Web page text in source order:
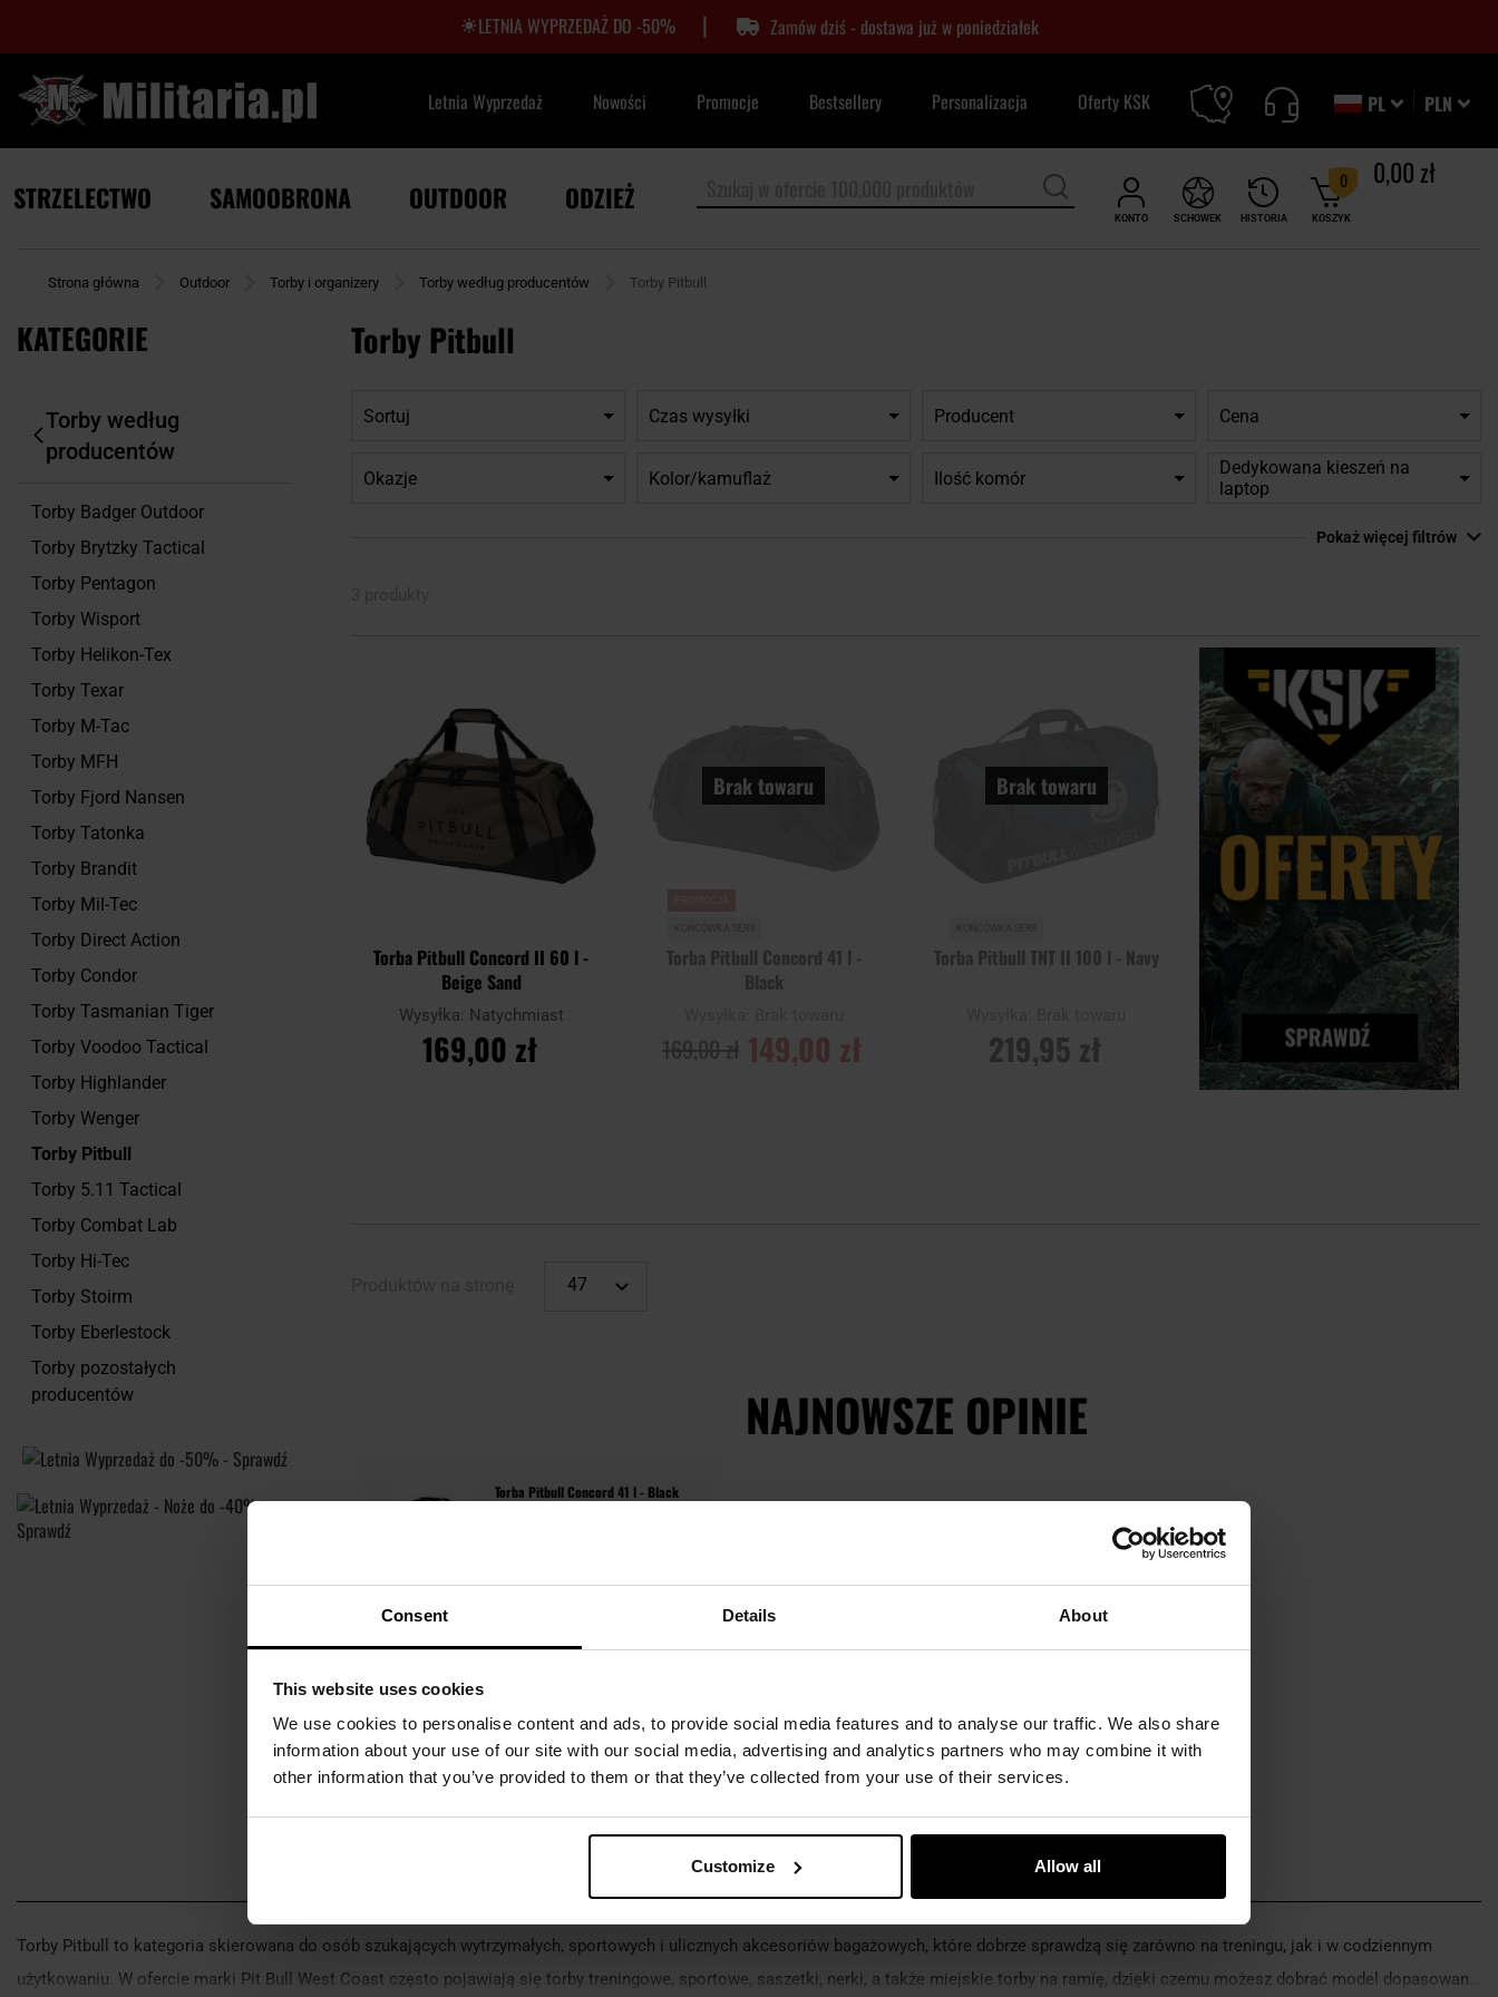
Consent Details About
This website uses cookies
We use cookies to personalise content and ads, to provide social media features and to analyse our traffic. We also share
information about your use of our site with our social media, advertising and analytics partners who may combine it with
other information that you’ve provided to them or that they’ve collected from your use of their services.
Customize Allow all
LETNIA WYPRZEDAŻ DO -50% | Zamów dziś - dostawa już w poniedziałek
PLN
PL
Letnia Wyprzedaż Nowości Promocje Bestsellery Personalizacja Oferty KSK
KONTO HISTORIA
SCHOWEK KOSZYK
0 0,00 zł
STRZELECTWO SAMOOBRONA OUTDOOR ODZIEŻ
Strona główna Outdoor Torby i organizery Torby według producentów Torby Pitbull
Torby Pitbull
KATEGORIE
Torby według
producentów
Torby Badger Outdoor
Torby Brytzky Tactical
Torby Pentagon
Torby Wisport
Torby Helikon-Tex
Torby Texar
Torby M-Tac
Torby MFH
Torby Fjord Nansen
Torby Tatonka
Torby Brandit
Torby Mil-Tec
Torby Direct Action
Torby Condor
Torby Tasmanian Tiger
Torby Voodoo Tactical
Torby Highlander
Torby Wenger
Torby Pitbull
Torby 5.11 Tactical
Torby Combat Lab
Torby Hi-Tec
Torby Stoirm
Torby Eberlestock
Torby pozostałych
producentów
Sortuj Czas wysyłki Producent Cena
Okazje Kolor/kamuflaż Ilość komór
Dedykowana kieszeń na
laptop
Pokaż więcej filtrów
Torba Pitbull Concord II 60 l -
Beige Sand
Wysyłka: Natychmiast
169,00 zł
Brak towaru
Torba Pitbull Concord 41 l -
Black
149,00 zł
169,00 zł
Brak towaru
schowka
Torba Pitbull TNT II 100 l - Navy
219,95 zł
NAJNOWSZE OPINIE
Torba Pitbull Concord 41 l - Black
Torby Pitbull to kategoria skierowana do osób szukających wytrzymałych, sportowych i ulicznych akcesoriów bagażowych, które dobrze sprawdzą się zarówno na treningu, jak i w codziennym
użytkowaniu. W ofercie marki Pit Bull West Coast często pojawiają się torby treningowe, sportowe, saszetki, nerki, a także miejskie torby na ramię, dzięki czemu możesz dobrać model dopasowany